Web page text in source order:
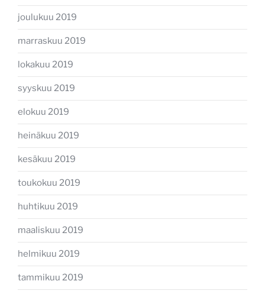
joulukuu 2019
marraskuu 2019
lokakuu 2019
syyskuu 2019
elokuu 2019
heinäkuu 2019
kesäkuu 2019
toukokuu 2019
huhtikuu 2019
maaliskuu 2019
helmikuu 2019
tammikuu 2019